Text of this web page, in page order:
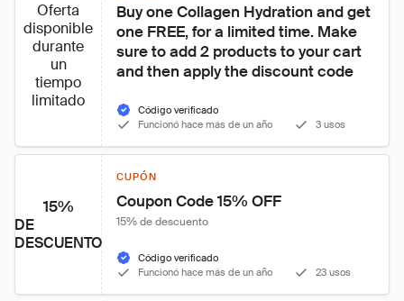
Oferta
disponible
durante
un
tiempo
limitado
Buy one Collagen Hydration and get
one FREE, for a limited time. Make
sure to add 2 products to your cart
and then apply the discount code
Código verificado
Funcionó hace más de un año
3 usos
15%
DE
DESCUENTO
CUPÓN
Coupon Code 15% OFF
15% de descuento
Código verificado
Funcionó hace más de un año
23 usos